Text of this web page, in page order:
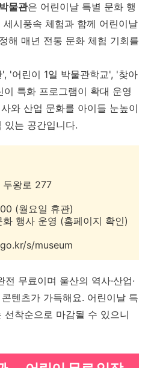
물관은 어린이날 특별 문화 행
세시풍속 체험과 함께 어린이날
해 매년 전통 문화 체험 기회를
'어린이 1일 박물관학교', '찾아
특화 프로그램이 확대 운영
와 산업 문화를 아이들 눈높이
있는 공간입니다.
두왕로 277
(월요일 휴관)
행사 운영 (홈페이지 확인)
s/museum
무료이며 울산의 역사·산업·
텐츠가 가득해요. 어린이날 특
착순으로 마감될 수 있으니